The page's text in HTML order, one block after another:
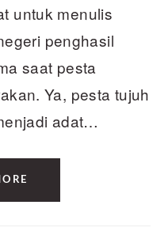
untuk menulis
penghasil
saat pesta
Ya, pesta tujuh
adat…